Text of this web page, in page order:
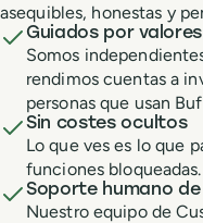
asequibles, honestas y
Guiados por valores
Somos
rendimos cuentas a
personas que usan
Sin costes ocultos
Lo que ves es lo que
funciones bloqueadas.
Soporte humano de
Nuestro equipo de